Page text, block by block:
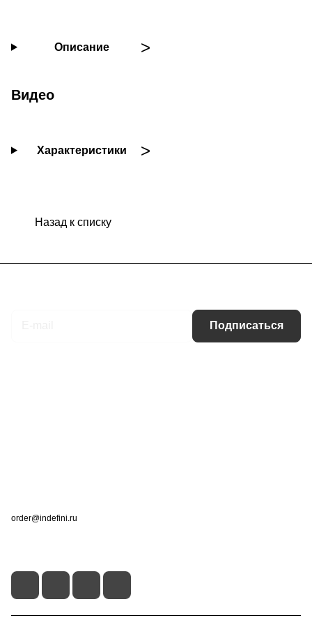
Описание
Видео
Характеристики
Назад к списку
Подписаться
order@indefini.ru